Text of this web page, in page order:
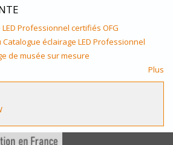
LED Professionnel certifiés OFG
éclairage LED Professionnel
de musée sur mesure
Plus